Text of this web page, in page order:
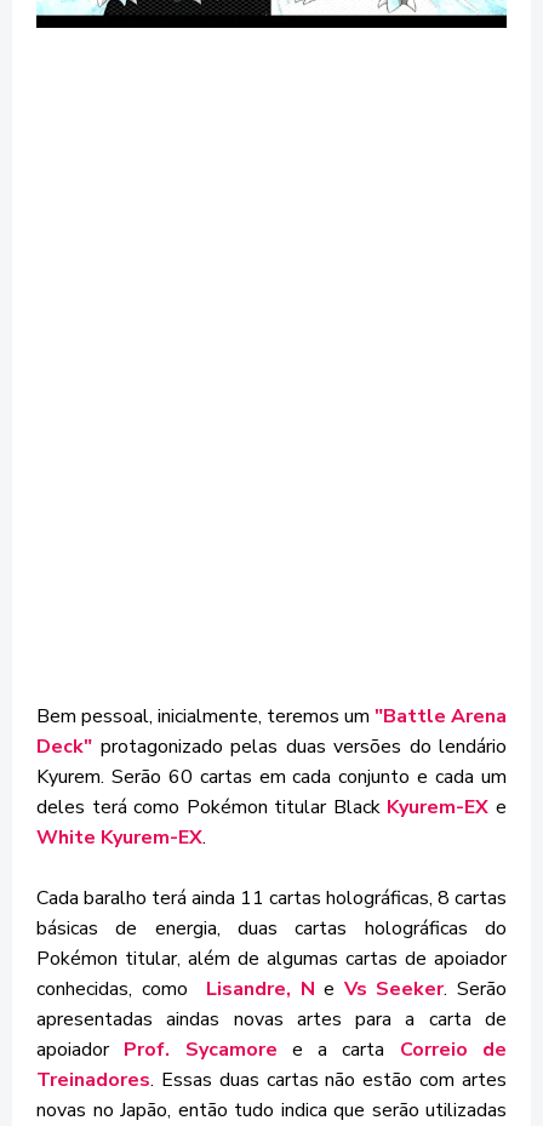
Bem pessoal, inicialmente, teremos um "Battle Arena
Deck" protagonizado pelas duas versões do lendário
Kyurem. Serão 60 cartas em cada conjunto e cada um
deles terá como Pokémon titular Black Kyurem-EXe
White Kyurem-EX.
Cada baralho terá ainda 11 cartas holográficas, 8 cartas
básicas de energia, duas cartas holográficas do
Pokémon titular, além de algumas cartas de apoiador
conhecidas, como Lisandre, Ne Vs Seeker. Serão
apresentadas aindas novas artes para a carta de
apoiador Prof. Sycamore e a carta Correio de
Treinadores. Essas duas cartas não estão com artes
novas no Japão, então tudo indica que serão utilizadas